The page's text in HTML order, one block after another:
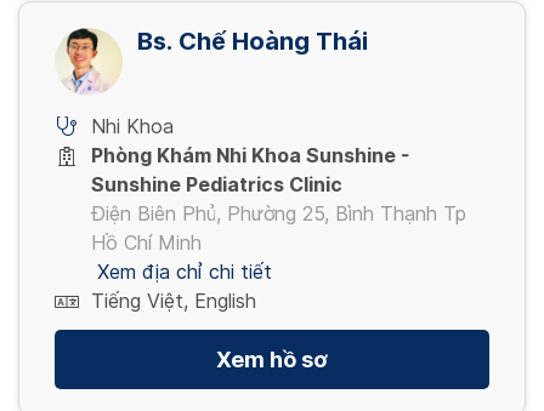
Bs. Chế Hoàng Thái
Nhi Khoa
Phòng Khám Nhi Khoa Sunshine -
Sunshine Pediatrics Clinic
Điện Biên Phủ, Phường 25, Bình Thạnh Tp
Hồ Chí Minh
Xem địa chỉ chi tiết
Tiếng Việt, English
Xem hồ sơ